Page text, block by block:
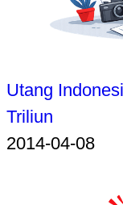
Utang
Triliun
2014-04-08